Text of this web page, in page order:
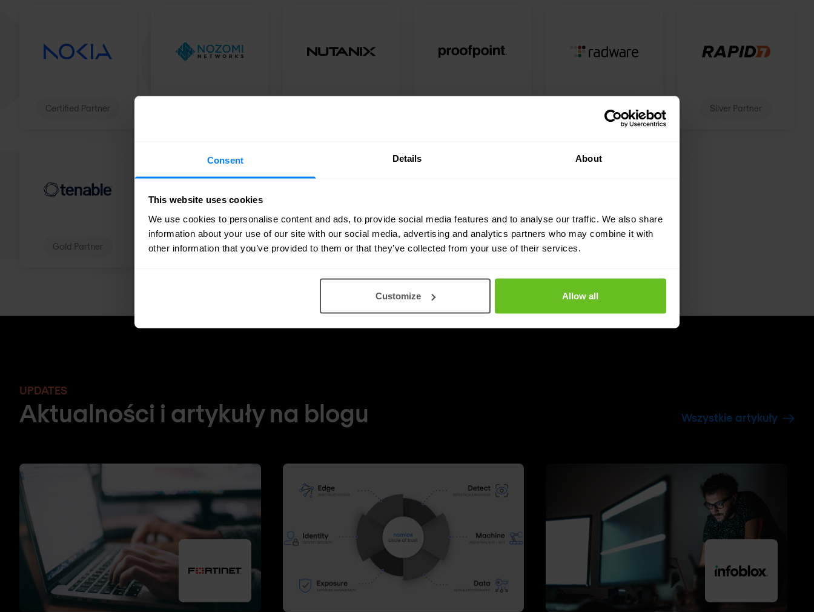
Consent Details About
This website uses cookies
We use cookies to personalise content and ads, to provide social media features and to analyse our traffic. We also share
information about your use of our site with our social media, advertising and analytics partners who may combine it with
other information that you’ve provided to them or that they’ve collected from your use of their services.
Customize Allow all
Certified Partner Certified Partner Silver Partner
Gold Partner Gold Partner Partner Certified Partner
UPDATES
Aktualności i artykuły na blogu Wszystkie artykuły